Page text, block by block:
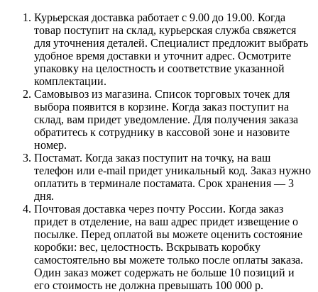
Курьерская доставка работает с 9.00 до 19.00. Когда
товар поступит на склад, курьерская служба свяжется
для уточнения деталей. Специалист предложит выбрать
удобное время доставки и уточнит адрес. Осмотрите
упаковку на целостность и соответствие указанной
комплектации.
Самовывоз из магазина. Список торговых точек для
выбора появится в корзине. Когда заказ поступит на
склад, вам придет уведомление. Для получения заказа
обратитесь к сотруднику в кассовой зоне и назовите
номер.
Постамат. Когда заказ поступит на точку, на ваш
телефон или e-mail придет уникальный код. Заказ нужно
оплатить в терминале постамата. Срок хранения — 3
дня.
Почтовая доставка через почту России. Когда заказ
придет в отделение, на ваш адрес придет извещение о
посылке. Перед оплатой вы можете оценить состояние
коробки: вес, целостность. Вскрывать коробку
самостоятельно вы можете только после оплаты заказа.
Один заказ может содержать не больше 10 позиций и
его стоимость не должна превышать 100 000 р.